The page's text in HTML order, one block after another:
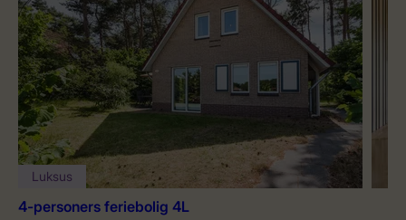
Luksus
4-personers feriebolig 4L